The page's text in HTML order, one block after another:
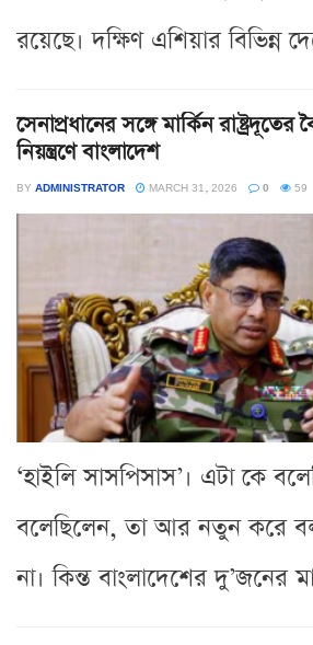
রয়েছে। দক্ষিণ এশিয়ার বিভিন্ন
সেনাপ্রধানের সঙ্গে মার্কিন
নিয়ন্ত্রণে বাংলাদেশ
BY ADMINISTRATOR MARCH 31, 2026 0 59
‘হাইলি সাসপিসাস’। এটা কে
বলেছিলেন, তা আর নতুন করে
না। কিন্ত বাংলাদেশের দু’জনের